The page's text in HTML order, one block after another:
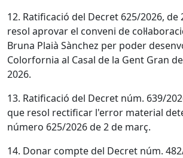
12. Ratificació del Decret 625/2026, de
resol aprovar el conveni de
Bruna Plaià Sànchez per poder
Colorfornia al Casal de la Gent Gran
2026.
13. Ratificació del Decret núm. 639/
que resol rectificar l'error material
número 625/2026 de 2 de març.
14. Donar compte del Decret núm.